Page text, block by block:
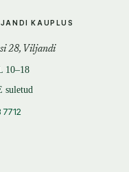
KAUPLUS
28, Viljandi
10–18
suletud
7712